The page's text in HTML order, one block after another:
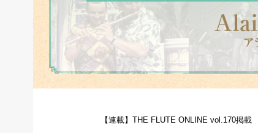
【連載】THE FLUTE ONLINE vol.170掲載